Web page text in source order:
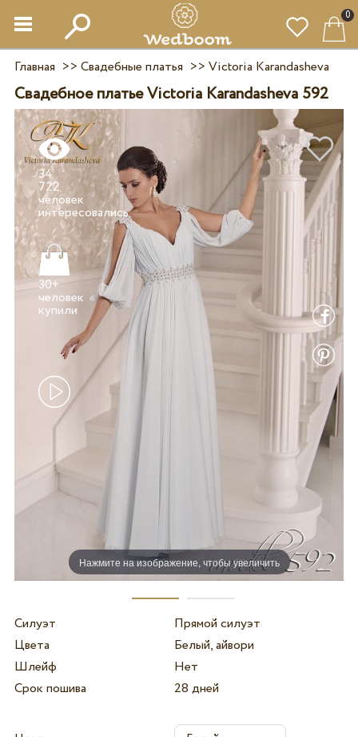
0
Главная >> Свадебные платья >> Victoria Karandasheva
Свадебное платье Victoria Karandasheva 592
Нажмите на изображение, чтобы увеличить
34
722
человек
интересовались
30+
человек
Силуэт
Прямой силуэт
Цвета
Белый, айвори
Шлейф
Нет
Срок пошива
28 дней